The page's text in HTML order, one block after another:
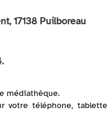
17138 Puilboreau
médiathèque.
votre téléphone,